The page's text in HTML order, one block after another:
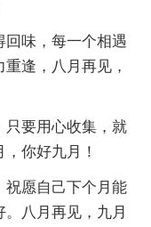
回味，每一个相遇
逢，八月再见，
只要用心收集，就
你好九月！
祝愿自己下个月能
八月再见，九月